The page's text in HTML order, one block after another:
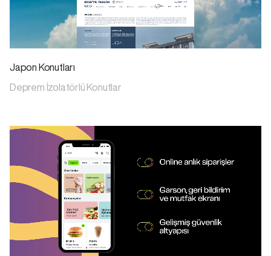
Japon Konutları
Deprem İzolatörlü Konutlar